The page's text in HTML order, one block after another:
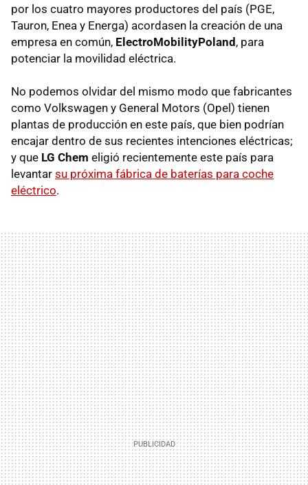
por los cuatro mayores productores del país (PGE,
Tauron, Enea y Energa) acordasen la creación de una
empresa en común, ElectroMobilityPoland , para
potenciar la movilidad eléctrica.
No podemos olvidar del mismo modo que fabricantes
como Volkswagen y General Motors (Opel) tienen
plantas de producción en este país, que bien podrían
encajar dentro de sus recientes intenciones eléctricas;
y que LG Chem eligió recientemente este país para
levantar su próxima fábrica de baterías para coche
eléctrico.